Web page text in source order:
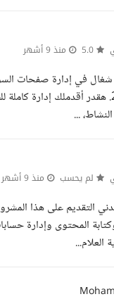
منذ 9 أشهر
شغال في إدارة صفحات
المحتوى من سنة 2019. هقدر أقدملك
...
لم يحسب منذ 9 أشهر
التقديم على هذا
المحتوى وإدارة